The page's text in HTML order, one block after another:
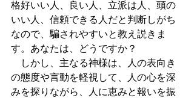
格好いい人、良い人、立派は人、頭の
いい人、信頼できる人だと判断しがち
なので、騙されやすいと教え説きま
す。あなたは、どうですか？
しかし、主なる神様は、人の表向き
の態度や言動を軽視して、人の心を深
みを探りながら、人に恵みと報いを振